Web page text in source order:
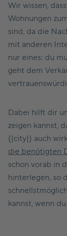
Wir wissen,
Wohnungen
sind, da die
mit anderen
nur eines: du
geht dem
Dabei hilft dir
zeigen kannst,
{|city|} auch
die benötigten
schon vorab in
hinterlegen, so
kannst, wenn